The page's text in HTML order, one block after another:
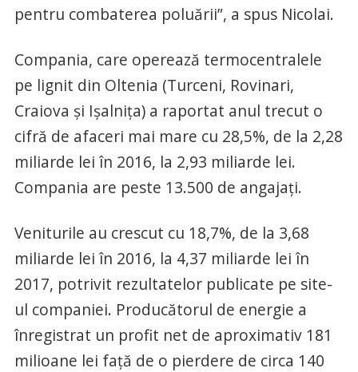
pentru combaterea poluării”, a spus Nicolai.
Compania, care operează termocentralele
pe lignit din Oltenia (Turceni, Rovinari,
Craiova şi Işalniţa) a raportat anul trecut o
cifră de afaceri mai mare cu 28,5%, de la 2,28
miliarde lei în 2016, la 2,93 miliarde lei.
Compania are peste 13.500 de angajaţi.
Veniturile au crescut cu 18,7%, de la 3,68
miliarde lei în 2016, la 4,37 miliarde lei în
2017, potrivit rezultatelor publicate pe site-
ul companiei. Producătorul de energie a
înregistrat un profit net de aproximativ 181
milioane lei faţă de o pierdere de circa 140